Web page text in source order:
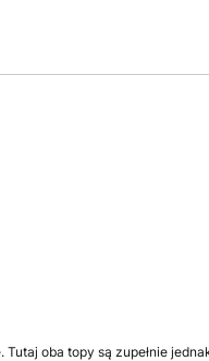
oba topy są zupełnie